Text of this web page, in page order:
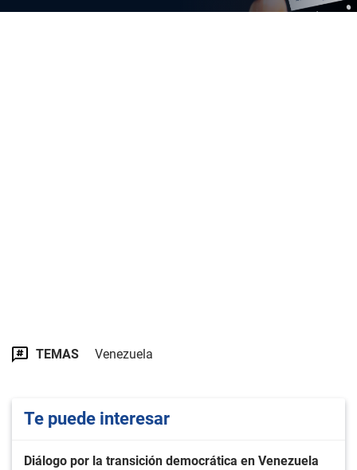
TEMAS Venezuela
Te puede interesar
Diálogo por la transición democrática en Venezuela